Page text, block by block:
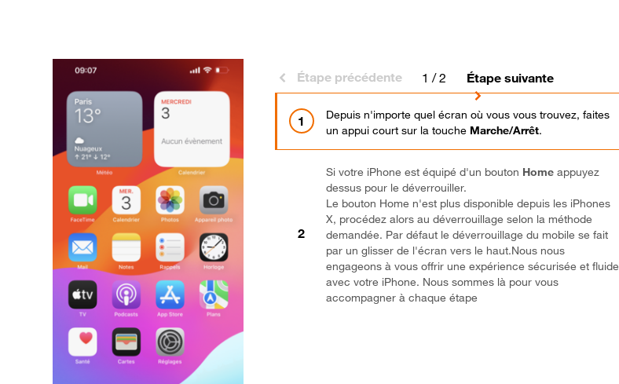
Étape précédente 1 / 2 Étape suivante
Depuis n'importe quel écran où vous vous trouvez, faites
un appui court sur la touche Marche/Arrêt.
Si votre iPhone est équipé d'un bouton Homeappuyez
dessus pour le déverrouiller.
Le bouton Home n'est plus disponible depuis les iPhones
X, procédez alors au déverrouillage selon la méthode
demandée. Par défaut le déverrouillage du mobile se fait
par un glisser de l'écran vers le haut.Nous nous
engageons à vous offrir une expérience sécurisée et fluide
avec votre iPhone. Nous sommes là pour vous
accompagner à chaque étape